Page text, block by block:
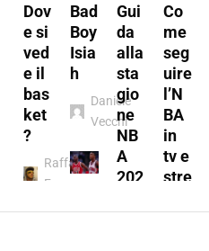
Dov
e si
ved
e il
bas
ket
?
Raffaele
Ferraro
Bad
Boy
Isia
h
Daniele
Vecchi
Gui
da
alla
sta
gio
ne
NB
A
202
024
Co
me
seg
uire
l’N
BA
in
tv e
stre
ng